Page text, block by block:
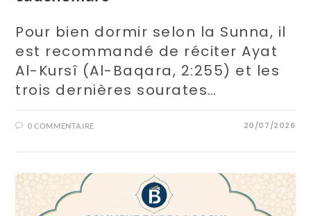
Pour bien dormir selon la Sunna, il
est recommandé de réciter Ayat
Al-Kursî (Al-Baqara, 2:255) et les
trois dernières sourates…
0 COMMENTAIRE 20/07/2026